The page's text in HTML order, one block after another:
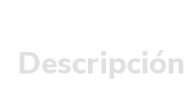
Descripción